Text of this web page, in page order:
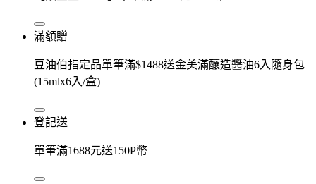
滿額贈
豆油伯指定品單筆滿$1488送金美滿釀造醬油6入隨身包
(15mlx6入/盒)
登記送
單筆滿1688元送150P幣